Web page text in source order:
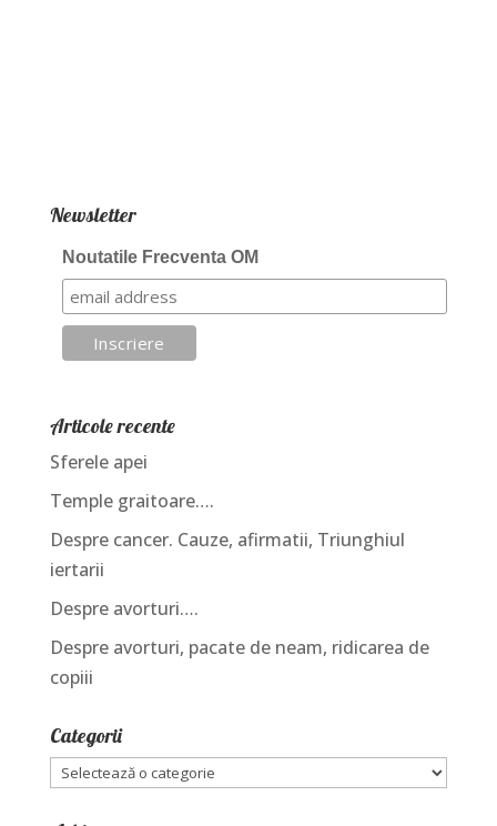
Newsletter
Noutatile Frecventa OM
Articole recente
Sferele apei
Temple graitoare….
Despre cancer. Cauze, afirmatii, Triunghiul
iertarii
Despre avorturi….
Despre avorturi, pacate de neam, ridicarea de
copiii
Categorii
Categorii